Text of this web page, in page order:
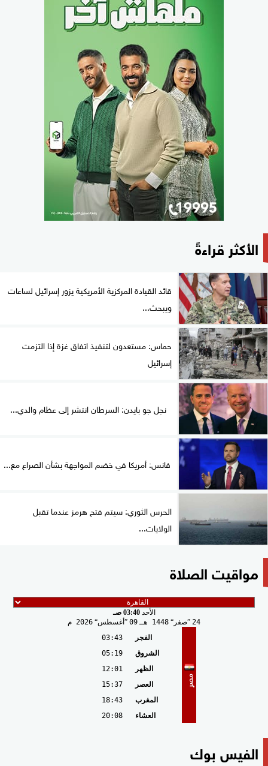
الأكثر قراءةً
قائد القيادة المركزية الأمريكية يزور إسرائيل لساعات
ويبحث...
حماس: مستعدون لتنفيذ اتفاق غزة إذا التزمت
إسرائيل
نجل جو بايدن: السرطان انتشر إلى عظام والدي...
فانس: أمريكا في خضم المواجهة بشأن الصراع مع...
الحرس الثوري: سيتم فتح هرمز عندما تقبل
الولايات...
مواقيت الصلاة
الأحد03:40 صـ
24
صفر 1448 هـ 09 أغسطس 2026 م
مصر
الفجر
03:43
الشروق
05:19
الظهر
12:01
العصر
15:37
المغرب
18:43
العشاء
20:08
الفيس بوك